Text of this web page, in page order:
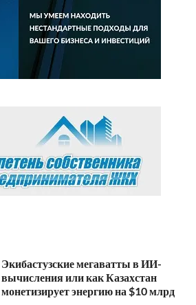
Экибастузские мегаватты в ИИ-
вычисления или как Казахстан
монетизирует энергию на $10 млрд